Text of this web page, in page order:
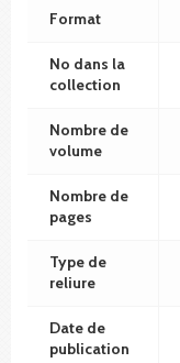
Format
No dans la
collection
Nombre de
volume
Nombre de
pages
Type de
reliure
Date de
publication